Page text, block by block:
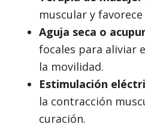
muscular y
Aguja seca o
focales para aliviar
la movilidad.
Estimulación
la contracción
curación.